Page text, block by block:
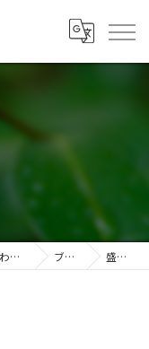
国産の神棚なら神棚のカネタ ～日々のしあわせを感じる物を～ ブログ 盛り塩